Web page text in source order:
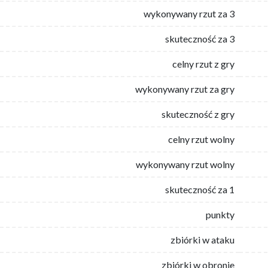
wykonywany rzut za 3
skuteczność za 3
celny rzut z gry
wykonywany rzut za gry
skuteczność z gry
celny rzut wolny
wykonywany rzut wolny
skuteczność za 1
punkty
zbiórki w ataku
zbiórki w obronie